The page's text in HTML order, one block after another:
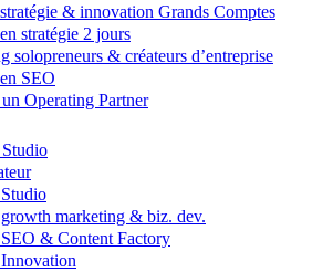
& innovation Grands Comptes
stratégie 2 jours
solopreneurs & créateurs d’entreprise
SEO
Operating Partner
marketing & biz. dev.
& Content Factory